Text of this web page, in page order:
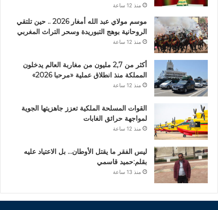
منذ 12 ساعة
موسم مولاي عبد الله أمغار 2026 .. حين تلتقي
الروحانية بوهج التبوريدة وسحر التراث المغربي
منذ 12 ساعة
أكثر من 2,7 مليون من مغاربة العالم يدخلون
المملكة منذ انطلاق عملية «مرحبا 2026»
منذ 12 ساعة
القوات المسلحة الملكية تعزز جاهزيتها الجوية
لمواجهة حرائق الغابات
منذ 12 ساعة
ليس الفقر ما يقتل الأوطان… بل الاعتياد عليه
بقلم:حميد قاسمي
منذ 13 ساعة